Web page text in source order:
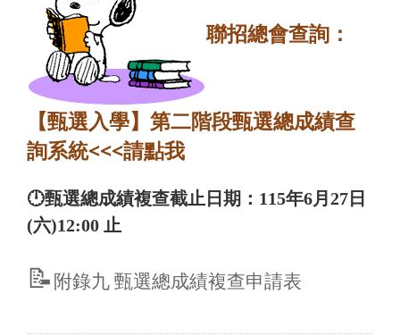
聯招總會查詢：
【甄選入學】 第二階段甄選總成績查
詢系統<<<請點我
🕛甄選總成績複查截止日期：115年6月27日
(六)12:00 止
📝附錄九 甄選總成績複查申請表